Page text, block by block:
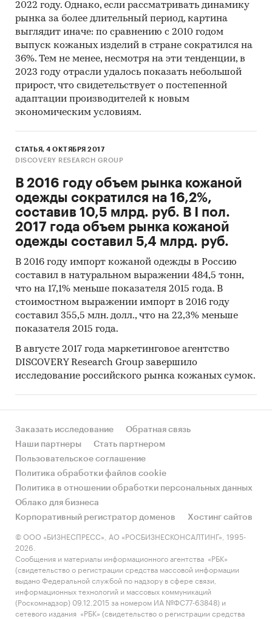
2022 году. Однако, если рассматривать динамику
рынка за более длительный период, картина
выглядит иначе: по сравнению с 2010 годом
выпуск кожаных изделий в стране сократился на
36%. Тем не менее, несмотря на эти тенденции, в
2023 году отрасли удалось показать небольшой
прирост, что свидетельствует о постепенной
адаптации производителей к новым
экономическим условиям.
СТАТЬЯ, 4 ОКТЯБРЯ 2017
DISCOVERY RESEARCH GROUP
В 2016 году объем рынка кожаной
одежды сократился на 16,2%,
составив 10,5 млрд. руб. В I пол.
2017 года объем рынка кожаной
одежды составил 5,4 млрд. руб.
В 2016 году импорт кожаной одежды в Россию
составил в натуральном выражении 484,5 тонн,
что на 17,1% меньше показателя 2015 года. В
стоимостном выражении импорт в 2016 году
составил 355,5 млн. долл., что на 22,3% меньше
показателя 2015 года.
В августе 2017 года маркетинговое агентство
DISCOVERY Research Group завершило
исследование российского рынка кожаных сумок.
Заказать исследование
Обратная связь
Наши партнеры
Стать партнером
Пользовательское соглашение
Политика обработки файлов cookie
Политика в отношении обработки персональных данных
Облако для бизнеса
Корпоративный регистратор доменов
Хостинг сайтов
© ООО «БИЗНЕСПРЕСС», АО «РОСБИЗНЕСКОНСАЛТИНГ», 1995-
2026.
Сообщения и материалы информационного агентства «РБК»
(свидетельство о регистрации средства массовой информации
выдано Федеральной службой по надзору в сфере связи,
информационных технологий и массовых коммуникаций
(Роскомнадзор) 09.12.2015 за номером ИА №ФС77-63848) и
сетевого издания «РБК» (свидетельство о регистрации средства